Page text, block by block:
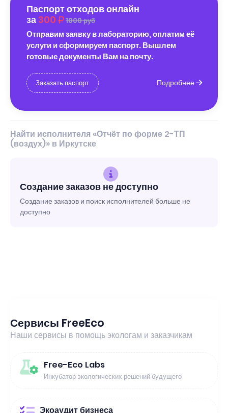
Паспорт отходов онлайн
за 300 1000 руб
Отправим заявку в лабораторию, оплатим её
услуги и сформируем паспорт. Вышлем
готовые документы Вам на почту.
Заказать паспорт Подробнее
Найти исполнителя «Отчёт по форме 2-ТП
(воздух)» в Иркутске
Создание заказов не доступно
Создание заказов и поиск исполнителей больше не
доступно
Сервисы FreeEco
Наши сервисы в помощь экологам и заказчикам
Free-Eco Labs
Инкубатор экологических решений будущего
Экоаудит бизнеса